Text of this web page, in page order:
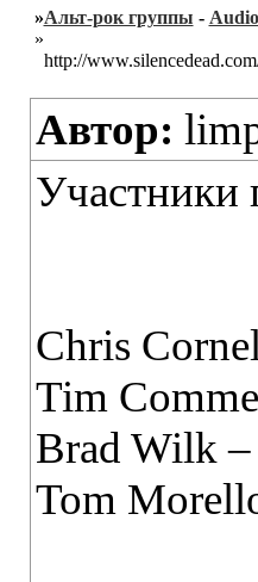
»Альт-рок группы -
»
http://
Автор:
Участники
Chris
Tim
Brad Wilk
Tom